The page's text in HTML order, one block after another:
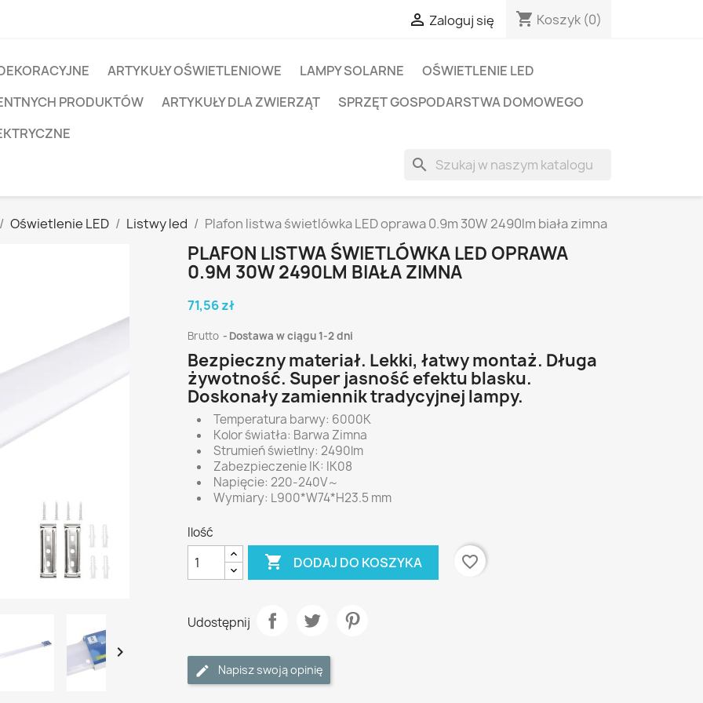
 Zaloguj się shopping_cart Koszyk (0)
ARTYKUŁY OŚWIETLENIOWE LAMPY SOLARNE
OŚWIETLENIE LED
PRODUKTÓW
ARTYKUŁY DLA ZWIERZĄT
SPRZĘT GOSPODARSTWA DOMOWEGO
search
Oświetlenie LED Listwy led Plafon listwa świetlówka LED oprawa 0.9m 30W 2490lm biała zimna

PLAFON LISTWA ŚWIETLÓWKA LED OPRAWA
0.9M 30W 2490LM BIAŁA ZIMNA
71,56 zł
Brutto Dostawa w ciągu 1-2 dni
Bezpieczny materiał. Lekki, łatwy montaż. Długa
żywotność. Super jasność efektu blasku.
Doskonały zamiennik tradycyjnej lampy.
Temperatura barwy: 6000K
Kolor światła: Barwa Zimna
Strumień świetlny: 2490lm
Zabezpieczenie IK: IK08
Napięcie: 220-240V～
Wymiary: L900*W74*H23.5 mm
Ilość
 DODAJ DO KOSZYKA favorite_border
Udostępnij
Napisz swoją opinię